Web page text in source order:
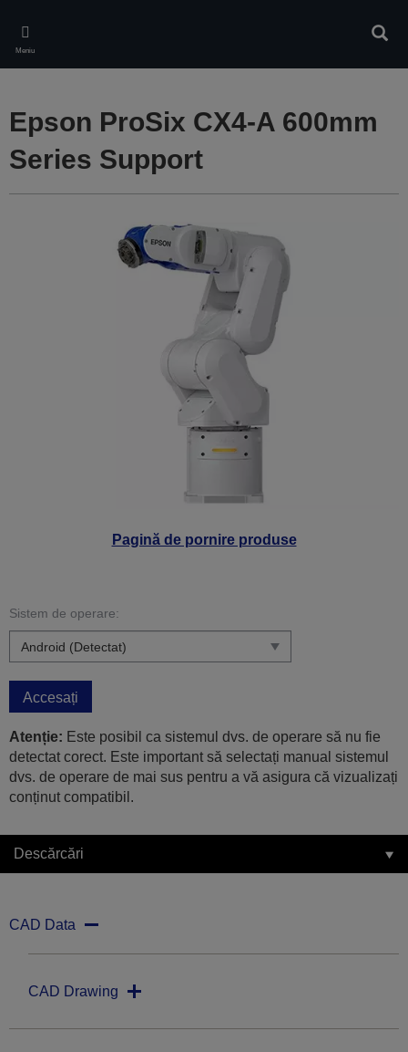
main
content
Meniu
Pagină de pornire produse
Epson ProSix CX4-A 600mm
Series Support
Sistem de operare:
Accesați
Atenție: Este posibil ca sistemul dvs. de operare să nu fie
detectat corect. Este important să selectați manual sistemul
dvs. de operare de mai sus pentru a vă asigura că vizualizați
conținut compatibil.
Descărcări
CAD Data
CAD Drawing